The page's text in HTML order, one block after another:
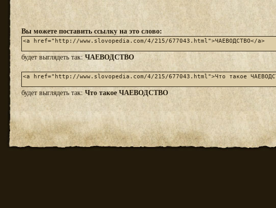
Вы можете поставить ссылку на это слово:
будет выглядеть так:ЧАЕВОДСТВО
будет выглядеть так: Что такое ЧАЕВОДСТВО